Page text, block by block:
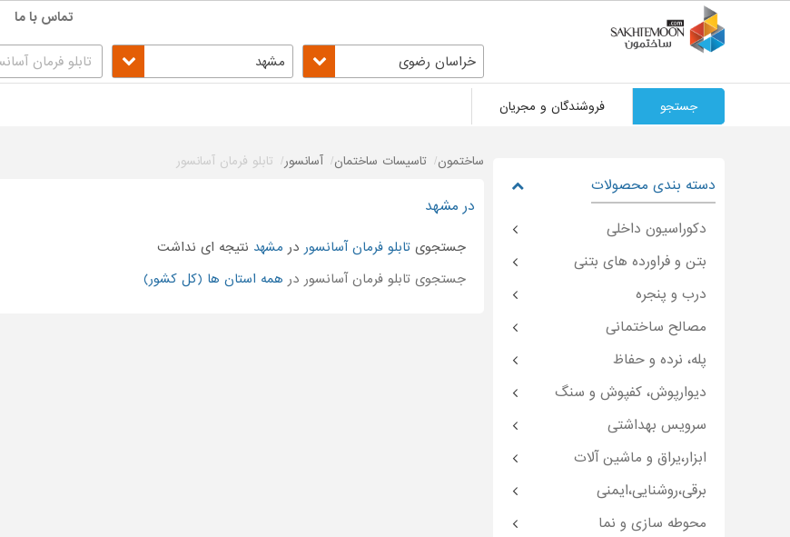
تماس با ما
خراسان رضوی مشهد
جستجو فروشندگان و مجریان
ساختمون تاسیسات ساختمان آسانسور تابلو فرمان آسانسور
در مشهد
جستجوی تابلو فرمان آسانسور در مشهد نتیجه ای نداشت
جستجوی تابلو فرمان آسانسور در همه استان ها (کل کشور)
دسته بندی محصولات
دکوراسیون داخلی
بتن و فراورده های بتنی
درب و پنجره
مصالح ساختمانی
پله، نرده و حفاظ
دیوارپوش، کفپوش و سنگ
سرویس بهداشتی
ابزار،یراق و ماشین آلات
برقی،روشنایی،ایمنی
محوطه سازی و نما